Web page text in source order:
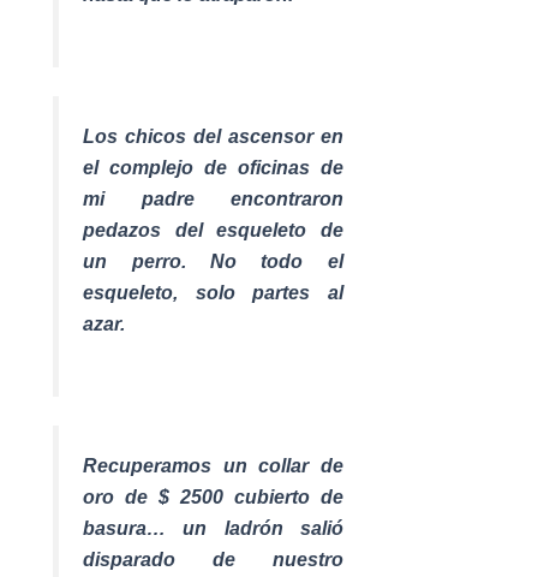
Los chicos del ascensor en
el complejo de oficinas de
mi padre encontraron
pedazos del esqueleto de
un perro. No todo el
esqueleto, solo partes al
azar.
Recuperamos un collar de
oro de $ 2500 cubierto de
basura… un ladrón salió
disparado de nuestro